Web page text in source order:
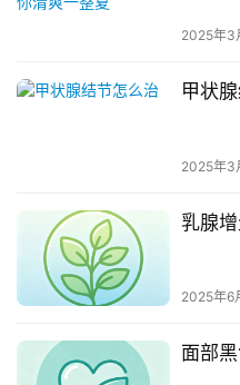
2025年3
甲状
2025年3
乳腺
2025年6
面部